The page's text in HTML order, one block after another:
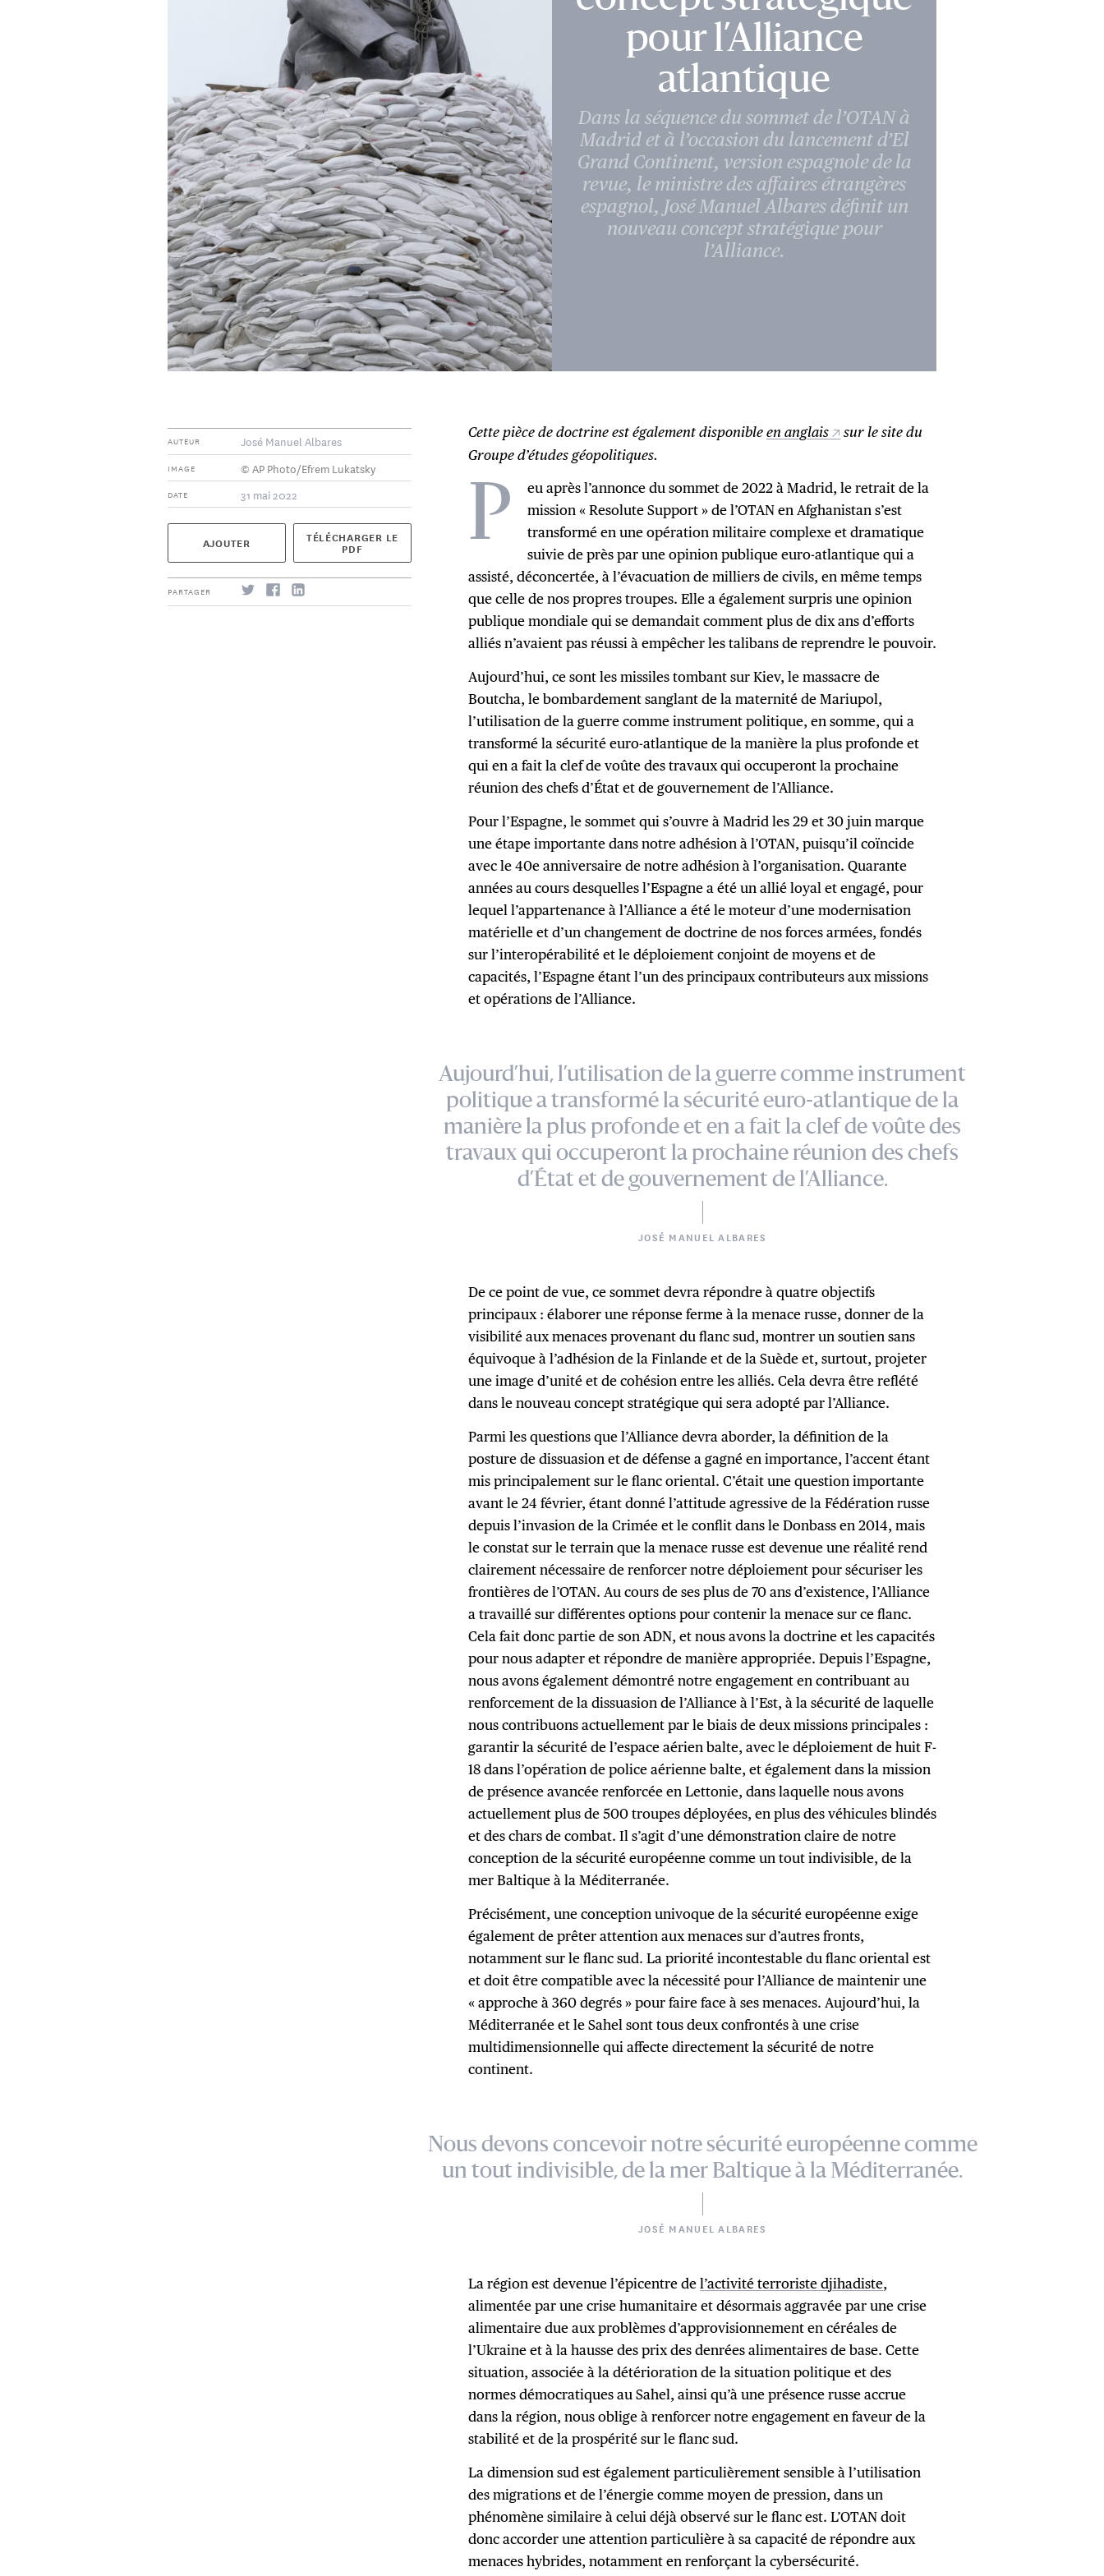
pour l’Alliance
atlantique
Dans la séquence du sommet de l’OTAN à
Madrid et à l’occasion du lancement d’El
Grand Continent, version espagnole de la
revue, le ministre des affaires étrangères
espagnol, José Manuel Albares définit un
nouveau concept stratégique pour
l’Alliance.
AUTEUR José Manuel Albares
IMAGE © AP Photo/Efrem Lukatsky
DATE 31 mai 2022
AJOUTER TÉLÉCHARGER LE
PDF
PARTAGER
Cette pièce de doctrine est également disponibleen anglais
sur le site du
Groupe d’études géopolitiques.
P
eu après l’annonce du sommet de 2022 à Madrid, le retrait de la
mission « Resolute Support » de l’OTAN en Afghanistan s’est
transformé en une opération militaire complexe et dramatique
suivie de près par une opinion publique euro-atlantique qui a
assisté, déconcertée, à l’évacuation de milliers de civils, en même temps
que celle de nos propres troupes. Elle a également surpris une opinion
publique mondiale qui se demandait comment plus de dix ans d’efforts
alliés n’avaient pas réussi à empêcher les talibans de reprendre le pouvoir.
Aujourd’hui, ce sont les missiles tombant sur Kiev, le massacre de
Boutcha, le bombardement sanglant de la maternité de Mariupol,
l’utilisation de la guerre comme instrument politique, en somme, qui a
transformé la sécurité euro-atlantique de la manière la plus profonde et
qui en a fait la clef de voûte des travaux qui occuperont la prochaine
réunion des chefs d’État et de gouvernement de l’Alliance.
Pour l’Espagne, le sommet qui s’ouvre à Madrid les 29 et 30 juin marque
une étape importante dans notre adhésion à l’OTAN, puisqu’il coïncide
avec le 40e anniversaire de notre adhésion à l’organisation. Quarante
années au cours desquelles l’Espagne a été un allié loyal et engagé, pour
lequel l’appartenance à l’Alliance a été le moteur d’une modernisation
matérielle et d’un changement de doctrine de nos forces armées, fondés
sur l’interopérabilité et le déploiement conjoint de moyens et de
capacités, l’Espagne étant l’un des principaux contributeurs aux missions
et opérations de l’Alliance.
Aujourd’hui, l’utilisation de la guerre comme instrument
politique a transformé la sécurité euro-atlantique de la
manière la plus profonde et en a fait la clef de voûte des
travaux qui occuperont la prochaine réunion des chefs
d’État et de gouvernement de l’Alliance.
JOSÉ MANUEL ALBARES
De ce point de vue, ce sommet devra répondre à quatre objectifs
principaux : élaborer une réponse ferme à la menace russe, donner de la
visibilité aux menaces provenant du flanc sud, montrer un soutien sans
équivoque à l’adhésion de la Finlande et de la Suède et, surtout, projeter
une image d’unité et de cohésion entre les alliés. Cela devra être reflété
dans le nouveau concept stratégique qui sera adopté par l’Alliance.
Parmi les questions que l’Alliance devra aborder, la définition de la
posture de dissuasion et de défense a gagné en importance, l’accent étant
mis principalement sur le flanc oriental. C’était une question importante
avant le 24 février, étant donné l’attitude agressive de la Fédération russe
depuis l’invasion de la Crimée et le conflit dans le Donbass en 2014, mais
le constat sur le terrain que la menace russe est devenue une réalité rend
clairement nécessaire de renforcer notre déploiement pour sécuriser les
frontières de l’OTAN. Au cours de ses plus de 70 ans d’existence, l’Alliance
a travaillé sur différentes options pour contenir la menace sur ce flanc.
Cela fait donc partie de son ADN, et nous avons la doctrine et les capacités
pour nous adapter et répondre de manière appropriée. Depuis l’Espagne,
nous avons également démontré notre engagement en contribuant au
renforcement de la dissuasion de l’Alliance à l’Est, à la sécurité de laquelle
nous contribuons actuellement par le biais de deux missions principales :
garantir la sécurité de l’espace aérien balte, avec le déploiement de huit F-
18 dans l’opération de police aérienne balte, et également dans la mission
de présence avancée renforcée en Lettonie, dans laquelle nous avons
actuellement plus de 500 troupes déployées, en plus des véhicules blindés
et des chars de combat. Il s’agit d’une démonstration claire de notre
conception de la sécurité européenne comme un tout indivisible, de la
mer Baltique à la Méditerranée.
Précisément, une conception univoque de la sécurité européenne exige
également de prêter attention aux menaces sur d’autres fronts,
notamment sur le flanc sud. La priorité incontestable du flanc oriental est
et doit être compatible avec la nécessité pour l’Alliance de maintenir une
« approche à 360 degrés » pour faire face à ses menaces. Aujourd’hui, la
Méditerranée et le Sahel sont tous deux confrontés à une crise
multidimensionnelle qui affecte directement la sécurité de notre
continent.
Nous devons concevoir notre sécurité européenne comme
un tout indivisible, de la mer Baltique à la Méditerranée.
JOSÉ MANUEL ALBARES
La région est devenue l’épicentre del’activité terroriste djihadiste,
alimentée par une crise humanitaire et désormais aggravée par une crise
alimentaire due aux problèmes d’approvisionnement en céréales de
l’Ukraine et à la hausse des prix des denrées alimentaires de base. Cette
situation, associée à la détérioration de la situation politique et des
normes démocratiques au Sahel, ainsi qu’à une présence russe accrue
dans la région, nous oblige à renforcer notre engagement en faveur de la
stabilité et de la prospérité sur le flanc sud.
La dimension sud est également particulièrement sensible à l’utilisation
des migrations et de l’énergie comme moyen de pression, dans un
phénomène similaire à celui déjà observé sur le flanc est. L’OTAN doit
donc accorder une attention particulière à sa capacité de répondre aux
menaces hybrides, notamment en renforçant la cybersécurité.